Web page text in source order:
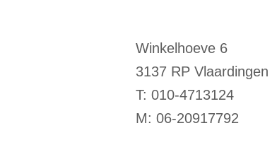
Winkelhoeve 6
3137 RP Vlaardingen
T: 010-4713124
M: 06-20917792